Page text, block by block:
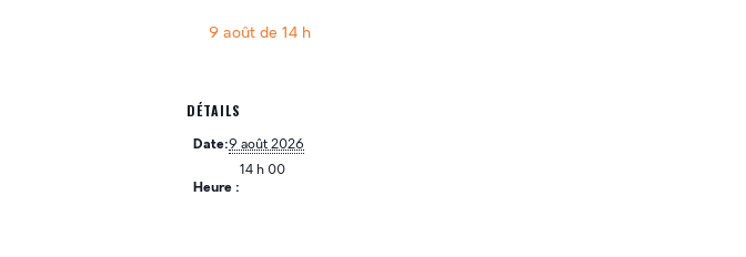
9 août de 14 h
DÉTAILS
Date:9 août 2026
Heure :
14 h 00